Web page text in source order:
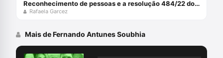
Reconhecimento de pessoas e a resolução 484/22 do CNJ com Rafaela Garcez
Rafaela Garcez
Mais de Fernando Antunes Soubhia